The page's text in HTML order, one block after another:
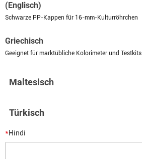
(Englisch)
Schwarze PP-Kappen für 16-mm-Kulturröhrchen
Griechisch
Geeignet für marktübliche Kolorimeter und Testkits
Maltesisch
Türkisch
*Hindi